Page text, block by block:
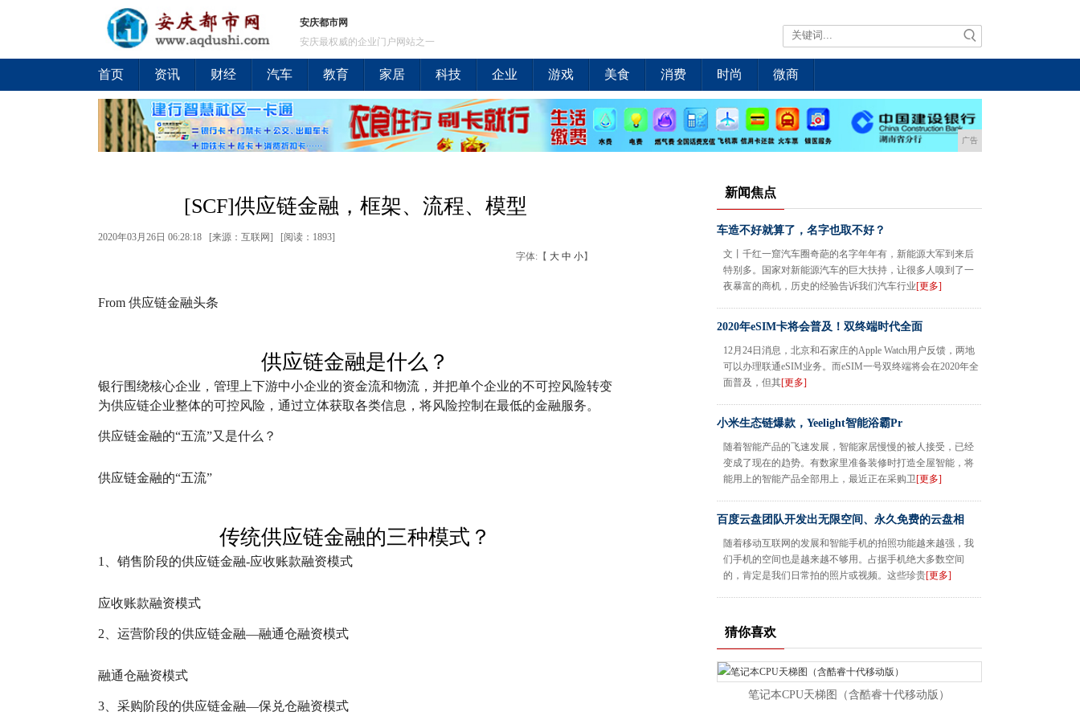
安庆都市网
安庆最权威的企业门户网站之一
首页 资讯 财经 汽车 教育 家居 科技 企业 游戏 美食 消费 时尚 微商
广告
[SCF]供应链金融，框架、流程、模型
2020年03月26日 06:28:18 [来源：互联网] [阅读：1893]
字体:【 大 中 小】
From 供应链金融头条
供应链金融是什么？
银行围绕核心企业，管理上下游中小企业的资金流和物流，并把单个企业的不可控风险转变
为供应链企业整体的可控风险，通过立体获取各类信息，将风险控制在最低的金融服务。
供应链金融的“五流”又是什么？
供应链金融的“五流”
传统供应链金融的三种模式？
1、销售阶段的供应链金融-应收账款融资模式
应收账款融资模式
2、运营阶段的供应链金融—融通仓融资模式
融通仓融资模式
3、采购阶段的供应链金融—保兑仓融资模式
新闻焦点
车造不好就算了，名字也取不好？
文丨千红一窟汽车圈奇葩的名字年年有，新能源大军到来后
特别多。国家对新能源汽车的巨大扶持，让很多人嗅到了一
夜暴富的商机，历史的经验告诉我们汽车行业[更多]
2020年eSIM卡将会普及！双终端时代全面
12月24日消息，北京和石家庄的Apple Watch用户反馈，两地
可以办理联通eSIM业务。而eSIM一号双终端将会在2020年全
面普及，但其[更多]
小米生态链爆款，Yeelight智能浴霸Pr
随着智能产品的飞速发展，智能家居慢慢的被人接受，已经
变成了现在的趋势。有数家里准备装修时打造全屋智能，将
能用上的智能产品全部用上，最近正在采购卫[更多]
百度云盘团队开发出无限空间、永久免费的云盘相
随着移动互联网的发展和智能手机的拍照功能越来越强，我
们手机的空间也是越来越不够用。占据手机绝大多数空间
的，肯定是我们日常拍的照片或视频。这些珍贵[更多]
猜你喜欢
笔记本CPU天梯图（含酷睿十代移动版）